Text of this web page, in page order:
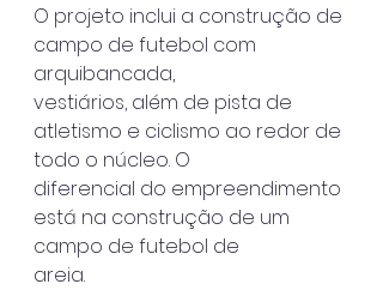
O projeto inclui a construção de
campo de futebol com
arquibancada,
vestiários, além de pista de
atletismo e ciclismo ao redor de
todo o núcleo. O
diferencial do empreendimento
está na construção de um
campo de futebol de
areia.